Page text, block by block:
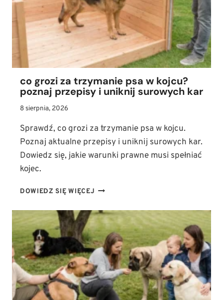
co grozi za trzymanie psa w kojcu?
poznaj przepisy i uniknij surowych kar
8 sierpnia, 2026
Sprawdź, co grozi za trzymanie psa w kojcu.
Poznaj aktualne przepisy i uniknij surowych kar.
Dowiedz się, jakie warunki prawne musi spełniać
kojec.
DOWIEDZ SIĘ WIĘCEJ CO
ZA
TRZYMANIE
PSA
W
KOJCU?
POZNAJ
PRZEPISY
I
UNIKNIJ